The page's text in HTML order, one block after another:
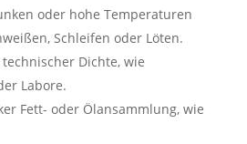
oder hohe Temperaturen
Schleifen oder Löten.
Dichte, wie
Labore.
Fett- oder Ölansammlung, wie